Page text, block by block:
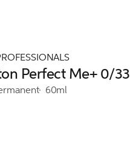
Perfect Me+ 0/33
60ml